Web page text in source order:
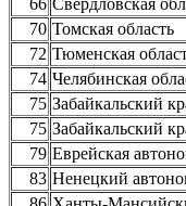
70 Томская область
72 Тюменская
74 Челябинская
75 Забайкальский
75 Забайкальский
79 Еврейская
83 Ненецкий